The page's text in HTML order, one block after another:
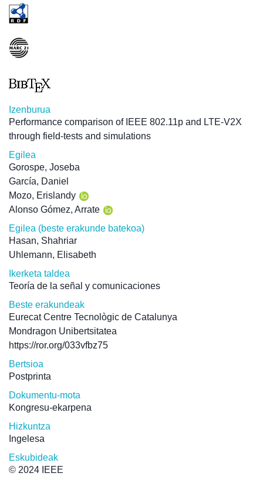
Izenburua
Performance comparison of IEEE 802.11p and LTE-V2X
through field-tests and simulations
Egilea
Gorospe, Joseba
García, Daniel
Mozo, Erislandy
Alonso Gómez, Arrate
Egilea (beste erakunde batekoa)
Hasan, Shahriar
Uhlemann, Elisabeth
Ikerketa taldea
Teoría de la señal y comunicaciones
Beste erakundeak
Eurecat Centre Tecnològic de Catalunya
Mondragon Unibertsitatea
https://ror.org/033vfbz75
Bertsioa
Postprinta
Dokumentu-mota
Kongresu-ekarpena
Hizkuntza
Ingelesa
Eskubideak
© 2024 IEEE